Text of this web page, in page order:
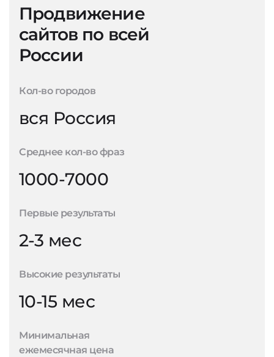
Продвижение
сайтов по всей
России
Кол-во городов
вся Россия
Среднее кол-во фраз
1000-7000
Первые результаты
2-3 мес
Высокие результаты
10-15 мес
Минимальная
ежемесячная цена